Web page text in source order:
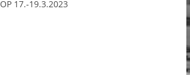
OP 17.-19.3.2023